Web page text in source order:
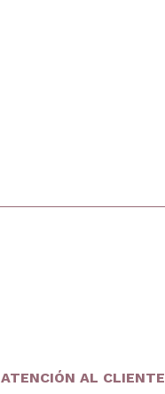
ATENCIÓN AL CLIENTE